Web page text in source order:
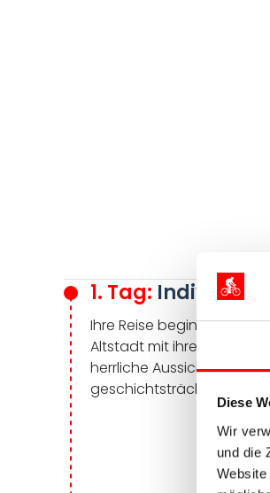
Diese
Wir
und die
1. Tag:
Ihre Reise beginnt in der
Altstadt mit ihren
herrliche Aussicht auf
geschichtsträchtigen Ort